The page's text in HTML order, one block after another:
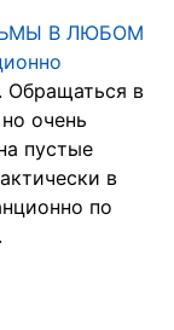
В ЛЮБОМ
Обращаться в
очень
пустые
в
по